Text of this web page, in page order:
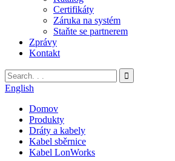
Certifikáty
Záruka na systém
Staňte se partnerem
Zprávy
Kontakt
English
Domov
Produkty
Dráty a kabely
Kabel sběrnice
Kabel LonWorks